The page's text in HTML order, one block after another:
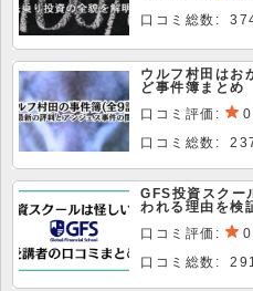
口コミ総数:
ウルフ村田はお
ど事件簿まとめ
口コミ評価:
0
口コミ総数:
GFS投資スクー
われる理由を検
口コミ評価:
0
口コミ総数: